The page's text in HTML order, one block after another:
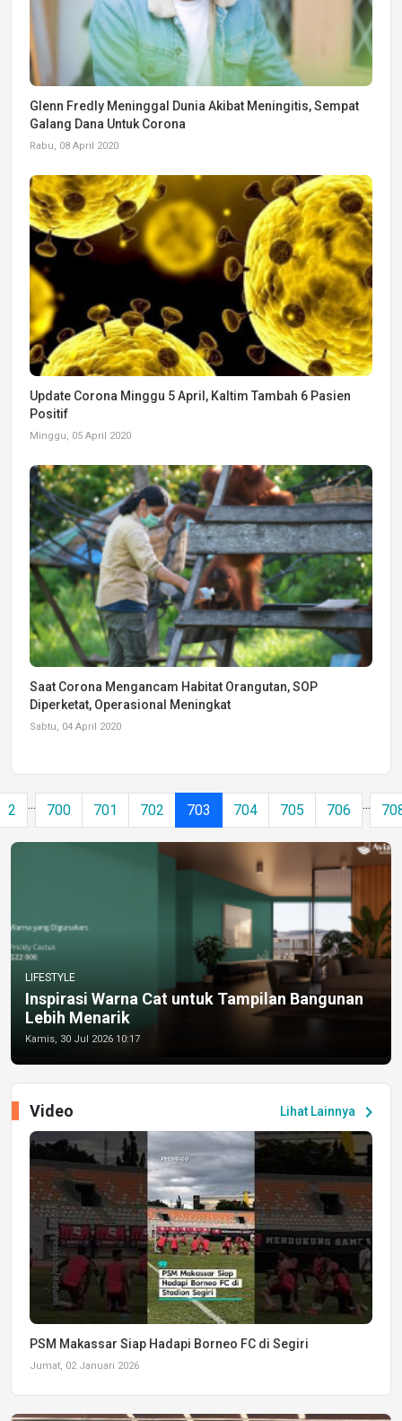
Glenn Fredly Meninggal Dunia Akibat Meningitis, Sempat
Galang Dana Untuk Corona
Rabu, 08 April 2020
Update Corona Minggu 5 April, Kaltim Tambah 6 Pasien
Positif
Minggu, 05 April 2020
Saat Corona Mengancam Habitat Orangutan, SOP
Diperketat, Operasional Meningkat
Sabtu, 04 April 2020
2 ... 700 701 702 703 704 705 706 ...
LIFESTYLE
Inspirasi Warna Cat untuk Tampilan Bangunan
Lebih Menarik
Kamis, 30 Jul 2026 10:17
Lihat Lainnya chevron_right
Video
PSM Makassar Siap Hadapi Borneo FC di Segiri
Jumat, 02 Januari 2026